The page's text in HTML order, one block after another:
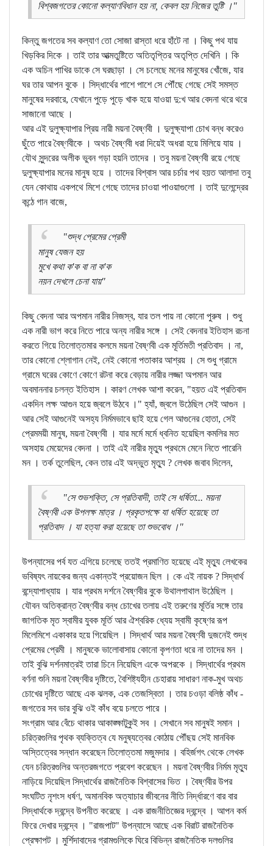
বিশ্বজগতের কোনো কল্যাণবিধান হয় না, কেবল হয় নিজের তুষ্টি ।"
কিন্তু জগতের সব কল্যাণ তো সোজা রাস্তা ধরে হাঁটে না । কিছু পথ যায়
খিড়কির দিকে । তাই তার আত্মতুষ্টিতে অতিতৃপ্তির অতৃপ্তি দেখিনি । কি
এক অচিন পাখির ডাকে সে ঘরছাড়া । সে চলেছে মনের মানুষের খোঁজে, যার
ঘর তার আপন বুকে । সিদ্ধার্থের পাশে পাশে সে পৌঁছে গেছে সেই সমস্ত
মানুষের দরবারে, যেখানে পুড়ে পুড়ে খাক হয়ে যাওয়া দু:খ আর বেদনা থরে থরে
সাজানো আছে ।
আর এই দুলুক্ষ্যাপার প্রিয় নারী ময়না বৈষ্ণবী । দুলুক্ষ্যাপা চোখ বন্ধ করেও
ছুঁতে পারে বৈষ্ণবীকে । অথচ বৈষ্ণবী ধরা দিয়েই অধরা হয়ে মিলিয়ে যায় ।
যৌথ সুন্দরের অলীক ভুবন গড়া হয়নি তাদের । তবু ময়না বৈষ্ণবী রয়ে গেছে
দুলুক্ষ্যাপার মনের মানুষ হয়ে । তাদের বিশ্বাস আর চর্চার পথ হয়ত আলাদা তবু
যেন কোথায় একপথে মিশে গেছে তাদের চাওয়া পাওয়াগুলো । তাই দুলেন্দ্রের
কন্ঠে গান বাজে,
"শুদ্ধ প্রেমের প্রেমী
মানুষ যেজন হয়
মুখে কথা ক'ক বা না ক'ক
নয়ন দেখলে চেনা যায়"
কিছু বেদনা আর অপমান নারীর নিজস্ব, যার তল পায় না কোনো পুরুষ । শুধু
এক নারী ভাগ করে নিতে পারে অন্য নারীর সঙ্গে । সেই বেদনার ইতিহাস রচনা
করতে গিয়ে তিলোত্তমার কলমে ময়না বৈষ্ণবী এক মূর্তিমতী প্রতিবাদ । না,
তার কোনো শ্লোগান নেই, নেই কোনো পতাকার আশ্রয় । সে শুধু গ্রামে
গ্রামে ঘরের কোণে কোণে রটনা করে বেড়ায় নারীর লজ্জা অপমান আর
অবমাননার চলন্ত ইতিহাস । কারণ লেখক আশা করেন, "হয়ত এই প্রতিবাদ
একদিন লক্ষ আগুন হয়ে জ্বলে উঠবে ।" হ্যাঁ, জ্বলে উঠেছিল সেই আগুন ।
আর সেই আগুনেই অসহ্য নির্মমভাবে ছাই হয়ে গেল আগুনের হোতা, সেই
প্রেমময়ী মানুষ, ময়না বৈষ্ণবী । যার মর্মে মর্মে ধ্বনিত হয়েছিল কমলির মত
অসহায় মেয়েদের বেদনা । তাই এই নারীর মৃত্যু প্রথমে মেনে নিতে পারেনি
মন । তর্ক তুলেছিল, কেন তার এই অদ্ভুত মৃত্যু ? লেখক জবাব দিলেন,
"সে শুভশক্তি, সে প্রতিবাদী, তাই সে ধর্ষিতা... ময়না
বৈষ্ণবী এক উপলক্ষ মাত্র । প্রকৃতপক্ষে যা ধর্ষিত হয়েছে তা
প্রতিবাদ । যা হত্যা করা হয়েছে তা শুভবোধ ।"
উপন্যাসের পর্ব যত এগিয়ে চলেছে ততই প্রমাণিত হয়েছে এই মৃত্যু লেখকের
ভবিষ্যৎ নায়কের জন্য একান্তই প্রয়োজন ছিল । কে এই নায়ক ? সিদ্ধার্থ
বন্দ্যোপাধ্যায় । যার প্রথম দর্শনে বৈষ্ণবীর বুকে উথালপাথাল উঠেছিল ।
যৌবন অতিক্রান্ত বৈষ্ণবীর বন্ধ চোখের তলায় এই তরুণের মূর্তির সঙ্গে তার
জাগতিক মৃত স্বামীর যুবক মূর্তি আর ঐশ্বরিক ধ্যেয় স্বামী কৃষ্ণের রূপ
মিলেমিশে একাকার হয়ে গিয়েছিল । সিদ্ধার্থ আর ময়না বৈষ্ণবী দুজনেই শুদ্ধ
প্রেমের প্রেমী । মানুষকে ভালোবাসায় কোনো কৃপণতা ধরে না তাদের মন ।
তাই বুঝি দর্শনমাত্রই তারা চিনে নিয়েছিল একে অপরকে । সিদ্ধার্থের প্রথম
বর্ণনা শুনি ময়না বৈষ্ণবীর দৃষ্টিতে, বৈশিষ্ট্যহীন চেহারায় সাধারণ নাক-মুখ অথচ
চোখের দৃষ্টিতে আছে এক ঝলক, এক তেজস্বিতা । তার চওড়া বলিষ্ঠ কাঁধ -
জগতের সব ভার বুঝি ওই কাঁধ বয়ে চলতে পারে ।
সংগ্রাম আর বেঁচে থাকার আকাঙ্ক্ষাটুকুই সব । সেখানে সব মানুষই সমান ।
চরিত্রগুলির পৃথক ব্যক্তিত্ব যে মনুষ্যত্বের কোঠায় পৌঁছয় সেই মানবিক
অস্তিত্বের সন্ধান করেছেন তিলোত্তমা মজুমদার । বহির্জগৎ থেকে লেখক
যেন চরিত্রগুলির অন্তরজগতে প্রবেশ করেছেন । ময়না বৈষ্ণবীর নির্মম মৃত্যু
নাড়িয়ে দিয়েছিল সিদ্ধার্থের রাজনৈতিক বিশ্বাসের ভিত । বৈষ্ণবীর উপর
সংঘটিত নৃশংস ধর্ষণ, অমানবিক অত্যাচার জীবনের নীতি নির্দ্ধারণে বার বার
সিদ্ধার্থকে দ্বন্দ্বে উপনীত করেছে । এক রাজনীতিজ্ঞের দ্বন্দ্বে । আপন কর্ম
ফিরে দেখার দ্বন্দ্বে । "রাজপাট" উপন্যাসে আছে এক বিরাট রাজনৈতিক
প্রেক্ষাপট । মুর্শিদাবাদের গ্রামগুলিকে ঘিরে বিভিন্ন রাজনৈতিক দলগুলির